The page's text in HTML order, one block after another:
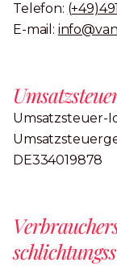
Telefon:
E-mail:
Umsatzsteuer-
DE334019878